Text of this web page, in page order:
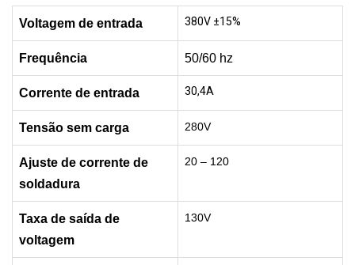
Voltagem de entrada 380V ±15%
Frequência 50/60 hz
Corrente de entrada 30,4A
Tensão sem carga 280V
Ajuste de corrente de
soldadura
20 – 120
Taxa de saída de
voltagem
130V